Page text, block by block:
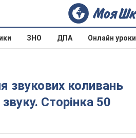
ЗНО ДПА Онлайн уроки
Сторінка 50